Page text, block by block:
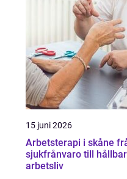
15 juni 2026
Arbetsterapi i skåne från
sjukfrånvaro till
arbetsliv